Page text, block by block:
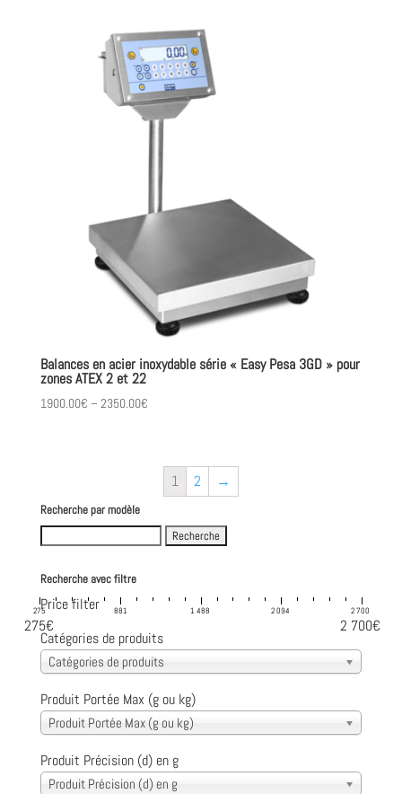
Balances en acier inoxydable série « Easy Pesa 3GD » pour
zones ATEX 2 et 22
1900.00€ – 2350.00€
1 2 →
Recherche par modèle
Recherche avec filtre
Price filter
275€
2 700€
275 881 1 488 2 094 2 700
Catégories de produits
Catégories de produits
Produit Portée Max (g ou kg)
Produit Portée Max (g ou kg)
Produit Précision (d) en g
Produit Précision (d) en g